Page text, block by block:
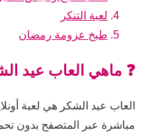
لعبة التنكر
طبخ عزومة رمضان
❓ ماهي العاب عيد
العاب عيد الشكر هي لعبة
مباشرة عبر المتصفح بدون